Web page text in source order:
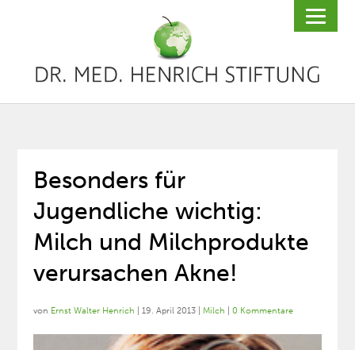
Besonders für
Jugendliche wichtig:
Milch und Milchprodukte
verursachen Akne!
von Ernst Walter Henrich |19. April 2013 Milch |0 Kommentare